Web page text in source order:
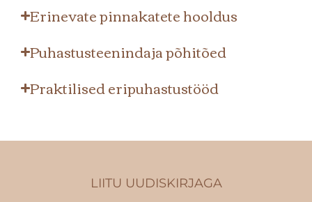
Erinevate pinnakatete hooldus
Puhastusteenindaja põhitõed
Praktilised eripuhastustööd
LIITU UUDISKIRJAGA